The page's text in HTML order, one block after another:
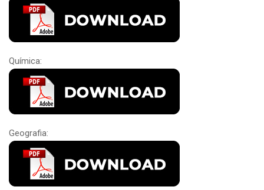
Química:
Geografia: